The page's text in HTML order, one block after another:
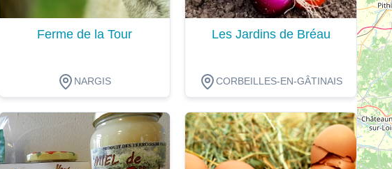
Ferme de la Tour
NARGIS
Dégustation
Les Jardins de Bréau
CORBEILLES-EN-GÂTINAIS
Dégustation